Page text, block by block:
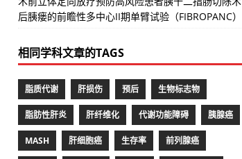
后胰瘘的前瞻性多中心II期单臂试验（FIBROPANC）
相同学科文章的TAGS
脂质代谢 肝损伤 预后 生物标志物
脂肪性肝炎 肝纤维化 代谢功能障碍 胰腺癌
MASH 肝细胞癌 生存率 前列腺癌